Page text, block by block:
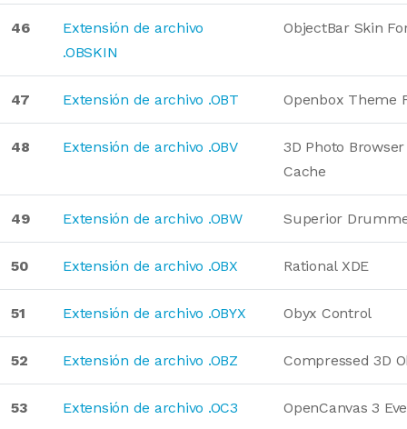
46
Extensión de archivo
.OBSKIN
ObjectBar Skin
47 Extensión de archivo .OBT Openbox Theme
48 Extensión de archivo .OBV
3D Photo
Cache
49 Extensión de archivo .OBW Superior
50 Extensión de archivo .OBX Rational XDE
51 Extensión de archivo .OBYX Obyx Control
52 Extensión de archivo .OBZ Compressed 3D
53 Extensión de archivo .OC3 OpenCanvas 3